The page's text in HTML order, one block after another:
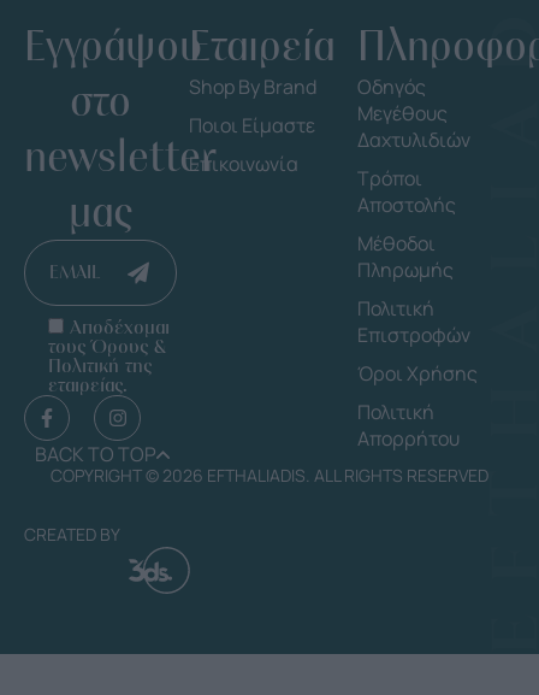
Εγγράψου
στο
newsletter
μας
EMAIL
Αποδέχομαι
τους Όρους &
Πολιτική της
εταιρείας.
BACK TO TOP
Εταιρεία
Shop By Brand
Ποιοι Είμαστε
Επικοινωνία
Οδηγός
Μεγέθους
Δαχτυλιδιών
Τρόποι
Αποστολής
Μέθοδοι
Πληρωμής
Πολιτική
Επιστροφών
Όροι Χρήσης
Πολιτική
Απορρήτου
COPYRIGHT © 2026 EFTHALIADIS. ALL RIGHTS RESERVED
CREATED BY